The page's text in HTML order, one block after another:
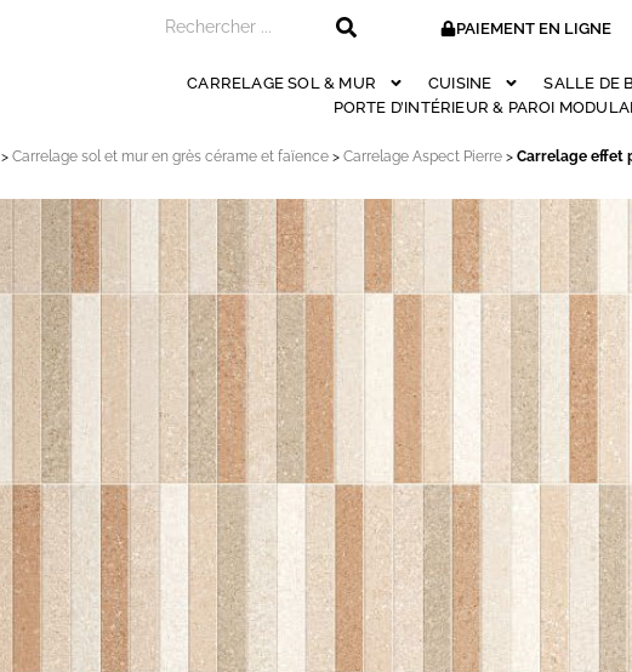
PAIEMENT EN LIGNE
CARRELAGE SOL & MUR CUISINE SALLE DE
PORTE D’INTÉRIEUR & PAROI
>Carrelage sol et mur en grès cérame et faïence >Carrelage Aspect Pierre >Carrelage effet